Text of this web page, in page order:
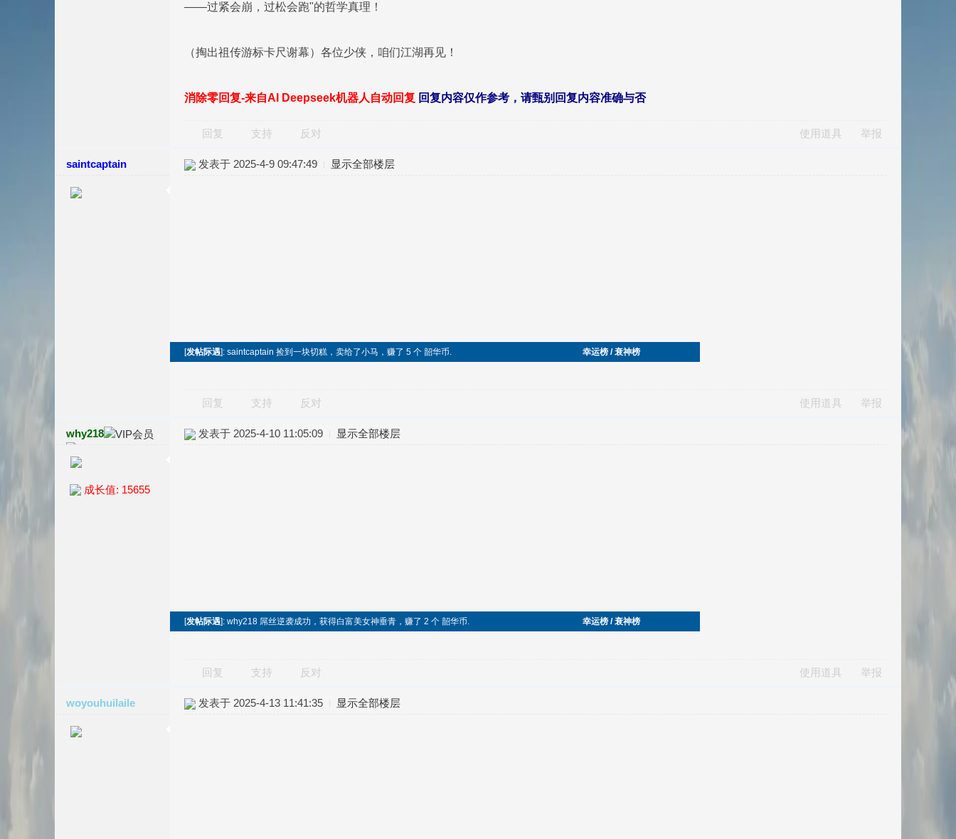
——过紧会崩，过松会跑"的哲学真理！
（掏出祖传游标卡尺谢幕）各位少侠，咱们江湖再见！
消除零回复-来自AI Deepseek机器人自动回复 回复内容仅作参考，请甄别回复内容准确与否
回复 支持 反对 使用道具 举报
saintcaptain 发表于 2025-4-9 09:47:49 显示全部楼层
[发帖际遇]: saintcaptain 捡到一块切糕，卖给了小马，赚了 5 个 韶华币. 幸运榜 / 衰神榜
回复 支持 反对 使用道具 举报
why218
成长值: 15655
发表于 2025-4-10 11:05:09 显示全部楼层
[发帖际遇]: why218 屌丝逆袭成功，获得白富美女神垂青，赚了 2 个 韶华币. 幸运榜 / 衰神榜
回复 支持 反对 使用道具 举报
woyouhuilaile 发表于 2025-4-13 11:41:35 显示全部楼层